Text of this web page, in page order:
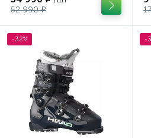
52 990 ₽
-32% -